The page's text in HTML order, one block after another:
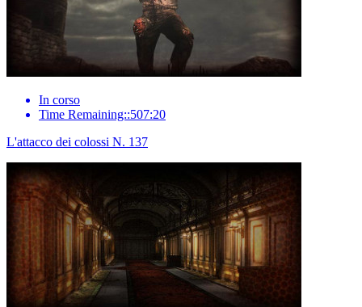
In corso
Time Remaining::507:20
L'attacco dei colossi N. 137